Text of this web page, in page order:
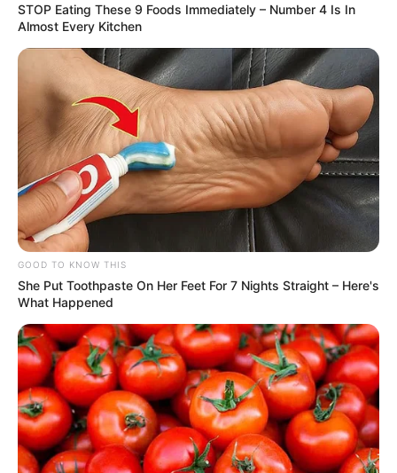
STOP Eating These 9 Foods Immediately – Number 4 Is In
Almost Every Kitchen
GOOD TO KNOW THIS
She Put Toothpaste On Her Feet For 7 Nights Straight – Here's
What Happened